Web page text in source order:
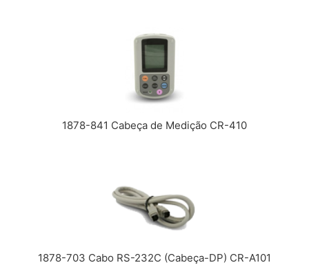
1878-841 Cabeça de Medição CR-410
1878-703 Cabo RS-232C (Cabeça-DP) CR-A101